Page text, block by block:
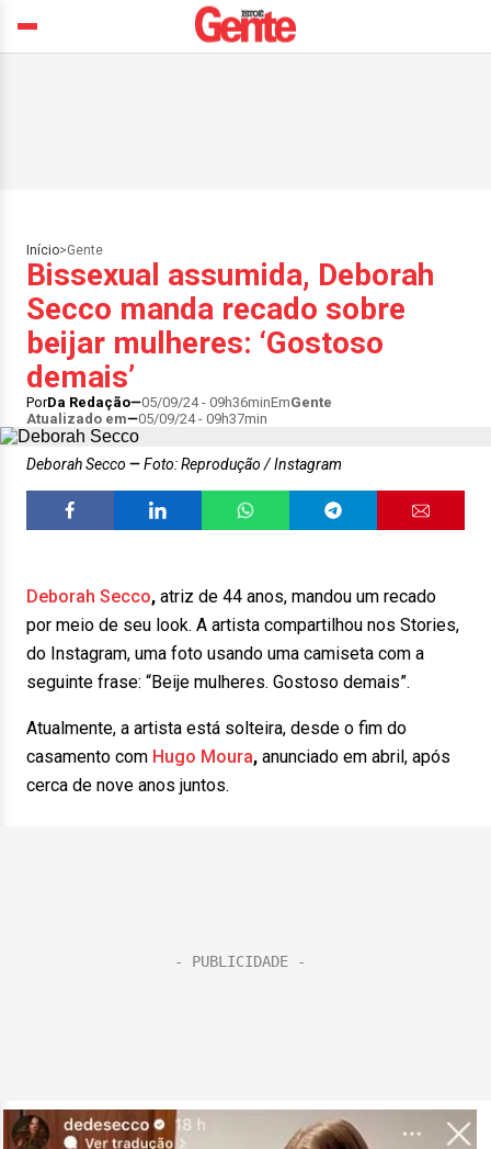
Início>Gente
Bissexual assumida, Deborah
Secco manda recado sobre
beijar mulheres: ‘Gostoso
demais’
PorDa Redação 05/09/24 - 09h36minEmGente
Atualizado em
05/09/24 - 09h37min
Deborah Secco Foto: Reprodução / Instagram
Deborah Secco, atriz de 44 anos, mandou um recado
por meio de seu look. A artista compartilhou nos Stories,
do Instagram, uma foto usando uma camiseta com a
seguinte frase: “Beije mulheres. Gostoso demais”.
Atualmente, a artista está solteira, desde o fim do
casamento com Hugo Moura, anunciado em abril, após
cerca de nove anos juntos.